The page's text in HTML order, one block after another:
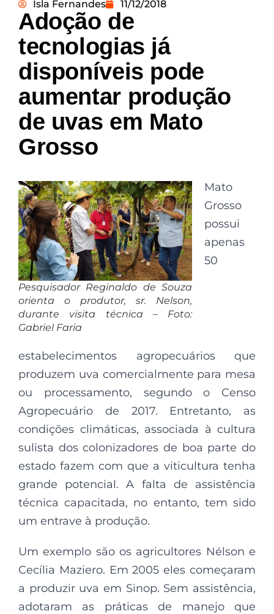
Isla Fernandes 11/12/2018
Adoção de
tecnologias já
disponíveis pode
aumentar produção
de uvas em Mato
Grosso
Pesquisador Reginaldo de Souza
orienta o produtor, sr. Nelson,
durante visita técnica – Foto:
Gabriel Faria
Mato
Grosso
possui
apenas
50
estabelecimentos agropecuários que
produzem uva comercialmente para mesa
ou processamento, segundo o Censo
Agropecuário de 2017. Entretanto, as
condições climáticas, associada à cultura
sulista dos colonizadores de boa parte do
estado fazem com que a viticultura tenha
grande potencial. A falta de assistência
técnica capacitada, no entanto, tem sido
um entrave à produção.
Um exemplo são os agricultores Nélson e
Cecília Maziero. Em 2005 eles começaram
a produzir uva em Sinop. Sem assistência,
adotaram as práticas de manejo que